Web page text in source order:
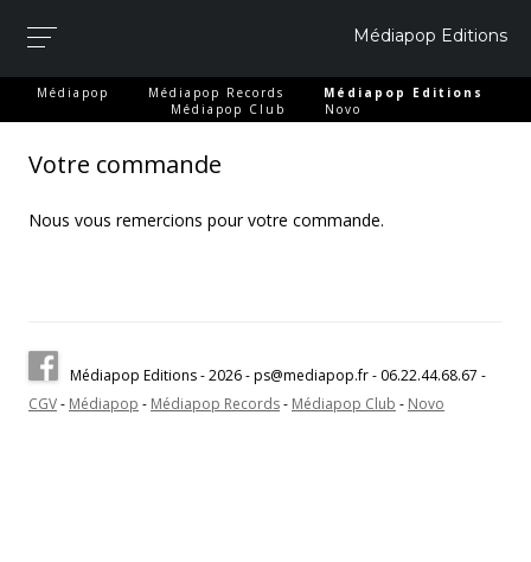
Médiapop Médiapop Records Médiapop Editions
Médiapop Club Novo
Votre commande
Nous vous remercions pour votre commande.
Médiapop Editions - 2026 - ps@mediapop.fr - 06.22.44.68.67 -
CGV- Médiapop - Médiapop Records- Médiapop Club - Novo
Médiapop Editions